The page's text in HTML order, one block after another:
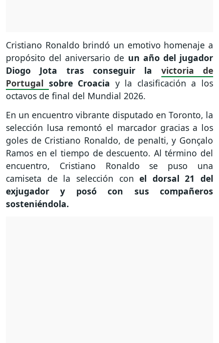
Cristiano Ronaldo brindó un emotivo homenaje a
propósito del aniversario de un año del jugador
Diogo Jota tras conseguir la victoria de
Portugal sobre Croacia y la clasificación a los
octavos de final del Mundial 2026.
En un encuentro vibrante disputado en Toronto, la
selección lusa remontó el marcador gracias a los
goles de Cristiano Ronaldo, de penalti, y Gonçalo
Ramos en el tiempo de descuento. Al término del
encuentro, Cristiano Ronaldo se puso una
camiseta de la selección conel dorsal 21 del
exjugador y posó con sus compañeros
sosteniéndola.